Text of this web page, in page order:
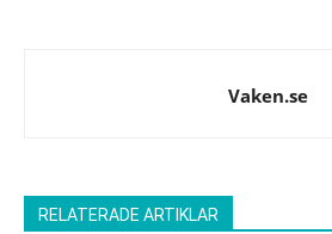
Vaken.se
RELATERADE ARTIKLAR